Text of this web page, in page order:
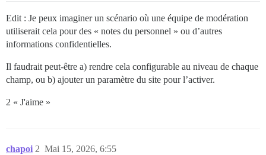
Edit : Je peux imaginer un scénario où une équipe de modération
utiliserait cela pour des « notes du personnel » ou d’autres
informations confidentielles.
Il faudrait peut-être a) rendre cela configurable au niveau de chaque
champ, ou b) ajouter un paramètre du site pour l’activer.
2 « J'aime »
chapoi Mai 15, 2026, 6:55
2